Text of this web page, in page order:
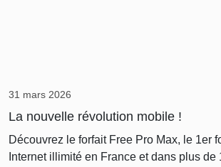
31 mars 2026
La nouvelle révolution mobile !
Découvrez le forfait Free Pro Max, le 1er
Internet illimité en France et dans plus